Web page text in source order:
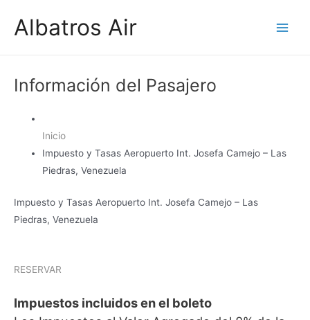
Albatros Air
Información del Pasajero
Inicio
Impuesto y Tasas Aeropuerto Int. Josefa Camejo – Las
Piedras, Venezuela
Impuesto y Tasas Aeropuerto Int. Josefa Camejo – Las
Piedras, Venezuela
RESERVAR
Impuestos incluidos en el boleto